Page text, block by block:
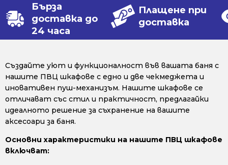
Бърза
доставка до
24 часа
Плащене при
доставка
Създайте уют и функционалност във вашата баня с
нашите ПВЦ шкафове с едно и две чекмеджета и
иновативен пуш-механизъм. Нашите шкафове се
отличават със стил и практичност, предлагайки
идеалното решение за съхранение на вашите
аксесоари за баня.
Основни характеристики на нашите ПВЦ шкафове
включват: